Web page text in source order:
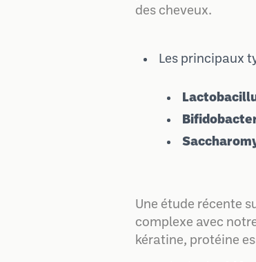
des cheveux.
Les principaux
Une étude récente
complexe avec
kératine, protéine